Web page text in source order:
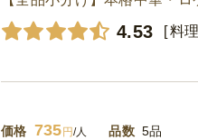
4.53 料
価格 735 円/人 品数 5品